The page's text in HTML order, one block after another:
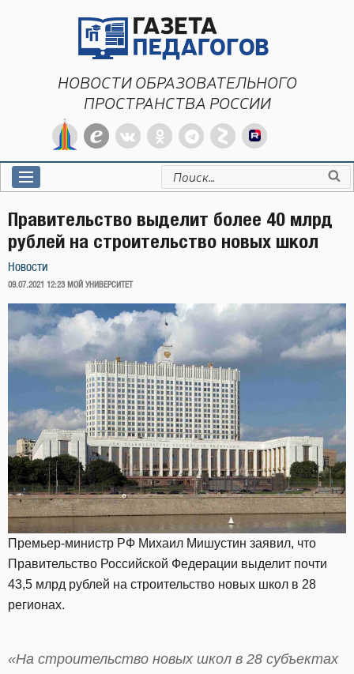
НОВОСТИ ОБРАЗОВАТЕЛЬНОГО
ПРОСТРАНСТВА РОССИИ
Искать:
Правительство выделит более 40 млрд
рублей на строительство новых школ
Новости
ОПУБЛИКОВАНО
09.07.2021 12:23 МОЙ УНИВЕРСИТЕТ
Премьер-министр РФ Михаил Мишустин заявил, что
Правительство Российской Федерации выделит почти
43,5 млрд рублей на строительство новых школ в 28
регионах.
«На строительство новых школ в 28 субъектах